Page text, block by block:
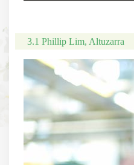
3.1 Phillip Lim, Altuzarra